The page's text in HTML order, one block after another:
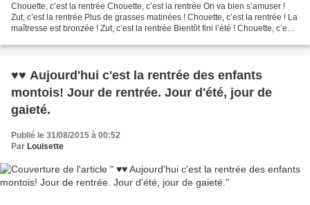
Chouette, c’est la rentrée Chouette, c’est la rentrée On va bien s’amuser !
Zut, c’est la rentrée Plus de grasses matinées ! Chouette, c’est la rentrée ! La
maîtresse est bronzée ! Zut, c’est la rentrée Bientôt fini l’été ! Chouette, c’est
♥♥ Aujourd'hui c'est la rentrée des enfants
montois! Jour de rentrée. Jour d'été, jour de
gaieté.
Publié le 31/08/2015 à 00:52
Par Louisette